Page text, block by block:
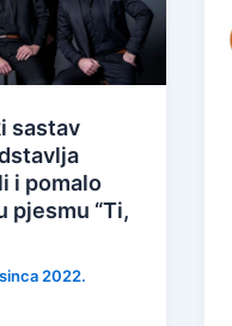
sastav
i pomalo
pjesmu “Ti,
2022.